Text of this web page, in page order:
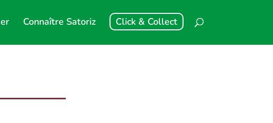
Connaître Satoriz Click & Collect